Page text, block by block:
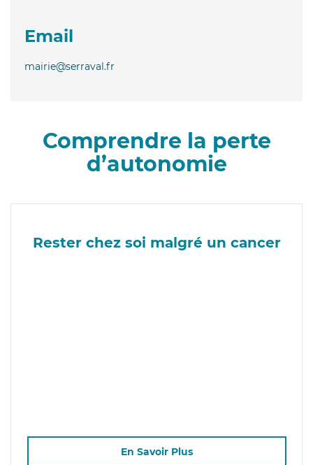
Email
mairie@serraval.fr
Comprendre la perte
d’autonomie
Rester chez soi malgré un cancer
En Savoir Plus